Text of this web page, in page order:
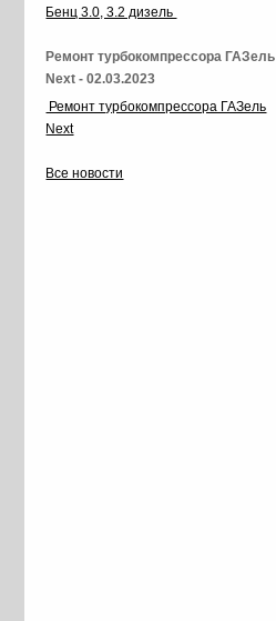
Бенц 3.0, 3.2 дизель
Ремонт турбокомпрессора ГАЗель
Next - 02.03.2023
Ремонт турбокомпрессора ГАЗель
Next
Все новости